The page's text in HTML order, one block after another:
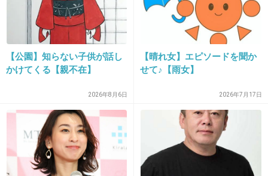
26. 匿名 2020/01/21(火) 23:31:49
日焼け止めで合うのがない…何使っても荒れる
んだよな…
らカバー力高いものを使いたいけど、カバー力
高い系って荒れますよね???日焼け止め効果の
あるミネラルファンデ(もちろんパウダー)をと
【公園】知らない子供が話し
かけてくる【親不在】
2026年8月6日
【晴れ女】エピソードを聞か
せて♪【雨女】
2026年7月17日